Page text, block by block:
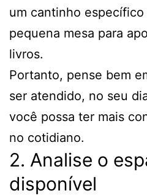
um cantinho específico
pequena mesa para
livros.
Portanto, pense bem
ser atendido, no seu
você possa ter mais
no cotidiano.
2. Analise o
disponível